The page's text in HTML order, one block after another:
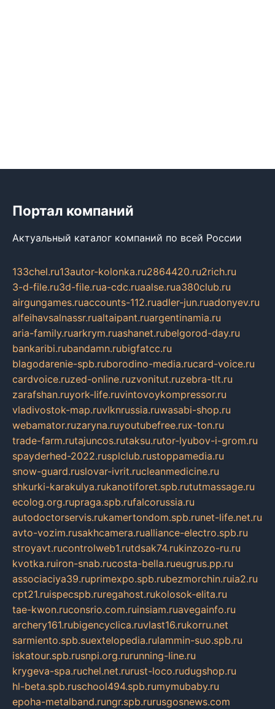
Портал компаний
Актуальный каталог компаний по всей России
133chel.ru13autor-kolonka.ru2864420.ru2rich.ru
3-d-file.ru3d-file.rua-cdc.ruaalse.rua380club.ru
airgungames.ruaccounts-112.ruadler-jun.ruadonyev.ru
alfeihavsalnassr.rualtaipant.ruargentinamia.ru
aria-family.ruarkrym.ruashanet.rubelgorod-day.ru
bankaribi.rubandamn.rubigfatcc.ru
blagodarenie-spb.ruborodino-media.rucard-voice.ru
cardvoice.ruzed-online.ruzvonitut.ruzebra-tlt.ru
zarafshan.ruyork-life.ruvintovoykompressor.ru
vladivostok-map.ruvlknrussia.ruwasabi-shop.ru
webamator.ruzaryna.ruyoutubefree.rux-ton.ru
trade-farm.rutajuncos.rutaksu.rutor-lyubov-i-grom.ru
spayderhed-2022.rusplclub.rustoppamedia.ru
snow-guard.ruslovar-ivrit.rucleanmedicine.ru
shkurki-karakulya.rukanotiforet.spb.rututmassage.ru
ecolog.org.rupraga.spb.rufalcorussia.ru
autodoctorservis.rukamertondom.spb.runet-life.net.ru
avto-vozim.rusakhcamera.rualliance-electro.spb.ru
stroyavt.rucontrolweb1.rutdsak74.rukinzozo-ru.ru
kvotka.ruiron-snab.rucosta-bella.rueugrus.pp.ru
associaciya39.ruprimexpo.spb.rubezmorchin.ruia2.ru
cpt21.ruispecspb.ruregahost.rukolosok-elita.ru
tae-kwon.ruconsrio.com.ruinsiam.ruavegainfo.ru
archery161.rubigencyclica.ruvlast16.rukorru.net
sarmiento.spb.suextelopedia.rulammin-suo.spb.ru
iskatour.spb.rusnpi.org.rurunning-line.ru
krygeva-spa.ruchel.net.rurust-loco.rudugshop.ru
hl-beta.spb.ruschool494.spb.rumymubaby.ru
epoha-metalband.rungr.spb.rurusgosnews.com